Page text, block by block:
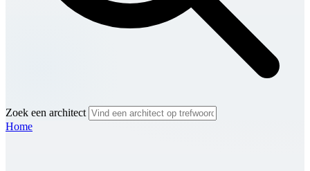
Zoek een architect
Home